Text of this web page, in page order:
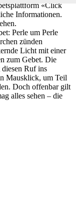
«Click
Informationen.
Perle um Perle
zünden
Licht mit einer
zum Gebet. Die
Ruf ins
Mausklick, um Teil
Doch offenbar gilt
alles sehen – die